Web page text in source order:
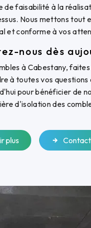
de faisabilité à la
Nous mettons
et conforme à vos
nous dès
à Cabestany,
à toutes vos
pour bénéficier de
d'isolation des
plus